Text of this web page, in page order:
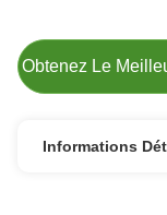
Obtenez Le
Informations